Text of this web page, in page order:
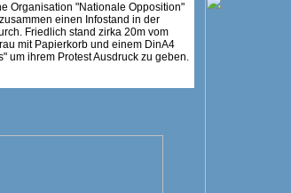
Organisation "Nationale Opposition"
einen Infostand in der
Friedlich stand zirka 20m vom
mit Papierkorb und einem DinA4
um ihrem Protest Ausdruck zu geben.